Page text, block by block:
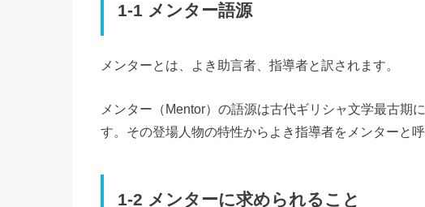
1-1 メンター語源
メンターとは、よき助言者、指導者と訳されます。
メンター（Mentor）の語源は古代ギリシャ文学最古期
す。その登場人物の特性からよき指導者をメンターと
1-2 メンターに求められること